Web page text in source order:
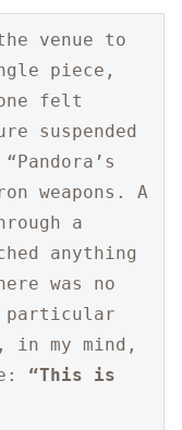
venue to
piece,
felt
suspended
weapons. A
a
anything
was no
particular
in my mind,
“This is